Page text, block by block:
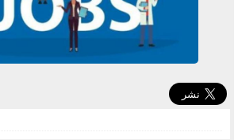
أسعار الحديد والأسمنت اليوم